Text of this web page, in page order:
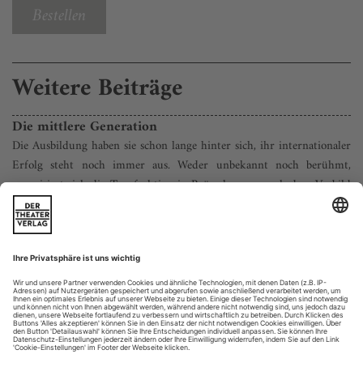
Bestellen
Weitere Beiträge
Die mittlere Generation
Die Ausbildung haben sie schon lange hinter sich, ihr internationaler
Erfolg steht noch immer aus. Weder unbekannt noch berühmt,
organisiert sich die Tanzfraktion in Brüssel neu – nach dem Vorbild
Berlin
Brüssel kommt nach Berlin. Das kann man so lesen: Erst
kommt Berlin, dann kommt Brüssel. Aber das stimmt nicht.
Keine zwei Städte in Europa liefern sich ein derart knappes
Kopf-an-Kopf-Rennen um ihre Bedeutung für die
zeitgenössische Tanzkunst wie diese beiden Metropolen. Nun
stattet Brüssel einen offiziellen Besuch in Berlin ab. Neun
Künstler kommen an die Spree,...